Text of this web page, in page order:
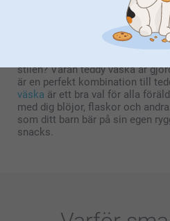
Dubbela fluffigheten
Ditt barn kommer att vara så
stilen? Våran teddy väska är
är en perfekt kombination till
väska är ett bra val för alla
med dig blöjor, flaskor och
som ditt barn bär på sin egen
snacks.